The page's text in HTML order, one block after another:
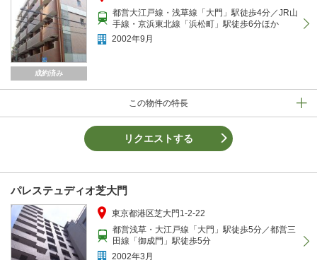
成約済み
この物件の特長
都営大江戸線・浅草線「大門」駅徒歩4分／JR山
手線・京浜東北線「浜松町」駅徒歩6分ほか
2002年9月
リクエストする
パレステュディオ芝大門
東京都港区芝大門1-2-22
都営浅草・大江戸線「大門」駅徒歩5分／都営三
田線「御成門」駅徒歩5分
2002年3月